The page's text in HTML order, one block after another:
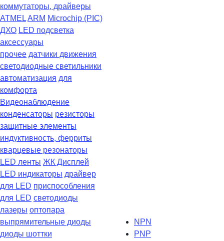
коммутаторы, драйверы
ATMELARM Microchip (PIC)
ДХО LED подсветка
аксессуары
прочее датчики движения
светодиодные светильники
автоматизация для
комфорта
Видеонаблюдение
конденсаторы резисторы
защитные элементы
индуктивность, ферриты
кварцевые резонаторы
LED ленты ЖК Дисплей
LED индикаторы драйвер
для LED приспособления
для LED светодиоды
лазеры оптопара
выпрямительные диоды
диоды шоттки
NPN
PNP